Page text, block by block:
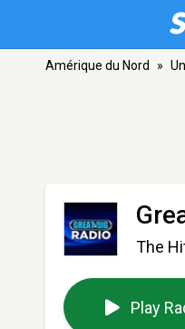
Amérique du Nord »
The
Play